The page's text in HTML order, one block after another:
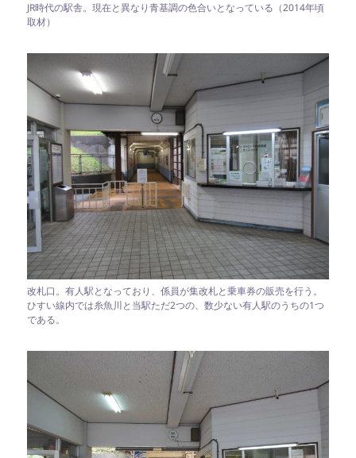
JR時代の駅舎。現在と異なり青基調の色合いとなっている（2014年頃
取材）
改札口。有人駅となっており、係員が集改札と乗車券の販売を行う。
ひすい線内では糸魚川と当駅ただ2つの、数少ない有人駅のうちの1つ
である。